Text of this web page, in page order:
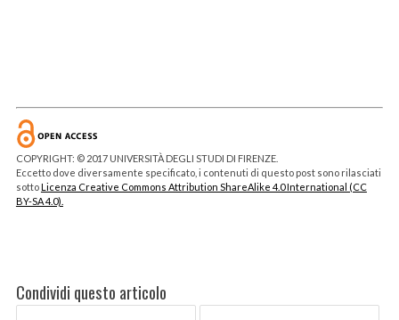
COPYRIGHT: © 2017 UNIVERSITÀ DEGLI STUDI DI FIRENZE.
Eccetto dove diversamente specificato, i contenuti di questo post sono rilasciati
sottoLicenza Creative Commons Attribution ShareAlike 4.0 International (CC
BY-SA 4.0).
Condividi questo articolo